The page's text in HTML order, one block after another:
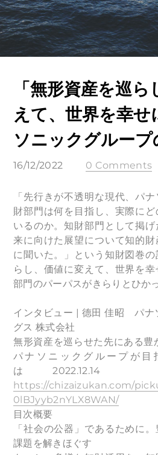
「無形資産を巡
えて、世界を幸せ
ソニックグループ
16/12/2022 0 Comments
「先行きが不透明な現代、パ
財部門は何を目指し、実際に
いるのか。知財部門として掲
来に向けた展望について知的
に聞いた。」という知財図巻
らし、価値に変えて、世界を
部門のパーパスがきらりとひか
インタビュー | 德田 佳昭 パナ
グス 株式会社
無形資産を巡らせた先にある
パナソニックグループが目
は 2022.12.14
https://chizaizukan.com/
0lBJyyb2nYLX8WAN/
目次概要
「社会の公器」であるために
課題を解きほぐす